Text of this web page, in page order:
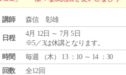
講師 森信 彰雄
日程
4月 12日 ～ 7月 5日
※5／3は休講となります。
時間
毎週 （木） 13 ：10 ～ 14 ：30
回数
全12回